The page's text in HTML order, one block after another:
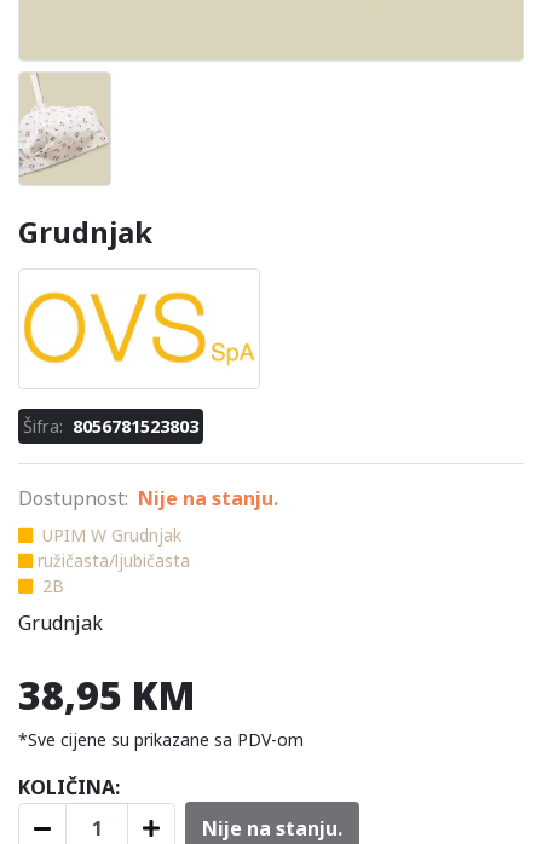
Grudnjak
Šifra: 8056781523803
Dostupnost: Nije na stanju.
UPIM W Grudnjak
ružičasta/ljubičasta
2B
Grudnjak
38,95 KM
*Sve cijene su prikazane sa PDV-om
KOLIČINA:
Nije na stanju.